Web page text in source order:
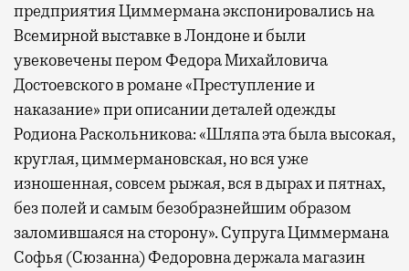
предприятия Циммермана экспонировались на
Всемирной выставке в Лондоне и были
увековечены пером Федора Михайловича
Достоевского в романе «Преступление и
наказание» при описании деталей одежды
Родиона Раскольникова: «Шляпа эта была высокая,
круглая, циммермановская, но вся уже
изношенная, совсем рыжая, вся в дырах и пятнах,
без полей и самым безобразнейшим образом
заломившаяся на сторону». Супруга Циммермана
Софья (Сюзанна) Федоровна держала магазин